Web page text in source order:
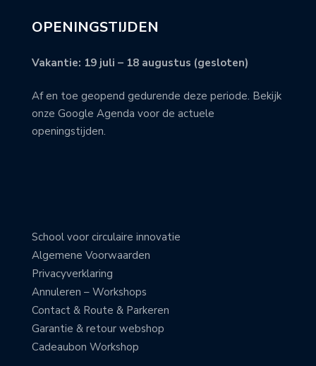
OPENINGSTIJDEN
Vakantie: 19 juli – 18 augustus (gesloten)
Af en toe geopend gedurende deze periode. Bekijk
onze Google Agenda voor de actuele
openingstijden.
School voor circulaire innovatie
Algemene Voorwaarden
Privacyverklaring
Annuleren – Workshops
Contact & Route & Parkeren
Garantie & retour webshop
Cadeaubon Workshop